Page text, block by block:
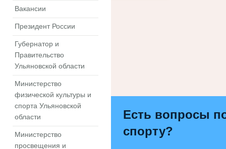
Есть вопросы
спорту?
Вакансии
Президент России
Губернатор и
Правительство
Ульяновской области
Министерство
физической культуры и
спорта Ульяновской
области
Министерство
просвещения и